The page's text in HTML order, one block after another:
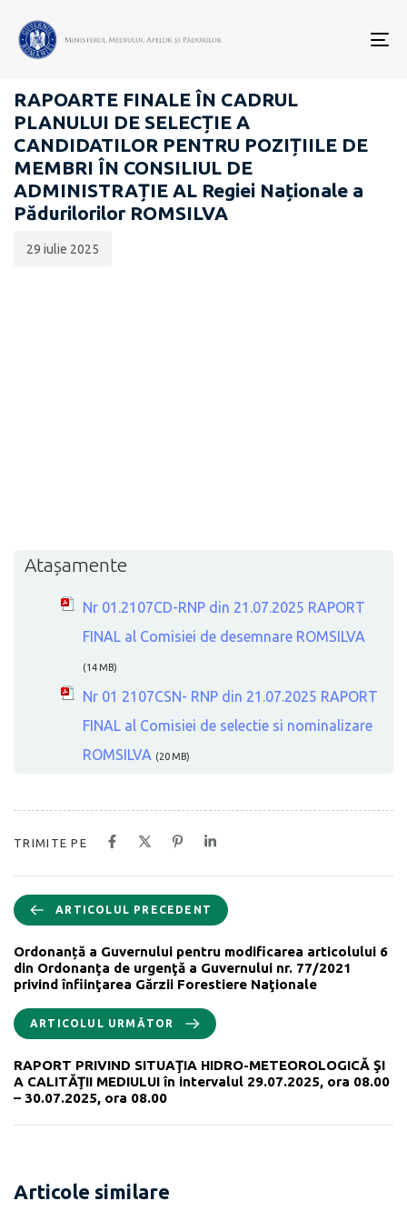
GUVERNANȚĂ CORPORATIVĂ
RAPOARTE FINALE ÎN CADRUL
PLANULUI DE SELECȚIE A
CANDIDATILOR PENTRU POZIȚIILE DE
MEMBRI ÎN CONSILIUL DE
ADMINISTRAȚIE AL Regiei Naționale a
Pădurilorilor ROMSILVA
publicării:
29 iulie 2025
Atașamente
Nr 01.2107CD-RNP din 21.07.2025 RAPORT
FINAL al Comisiei de desemnare ROMSILVA
(14 MB)
Nr 01 2107CSN- RNP din 21.07.2025 RAPORT
FINAL al Comisiei de selectie si nominalizare
ROMSILVA (20 MB)
TRIMITE PE
ARTICOLUL PRECEDENT
Ordonanță a Guvernului pentru modificarea articolului 6
din Ordonanţa de urgenţă a Guvernului nr. 77/2021
privind înfiinţarea Gărzii Forestiere Naţionale
ARTICOLUL URMĂTOR
RAPORT PRIVIND SITUAŢIA HIDRO-METEOROLOGICĂ ŞI
A CALITĂŢII MEDIULUI în intervalul 29.07.2025, ora 08.00
– 30.07.2025, ora 08.00
Articole similare